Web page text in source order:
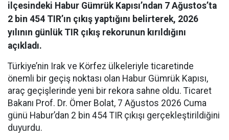
ilçesindeki Habur Gümrük Kapısı’ndan 7 Ağustos’ta
2 bin 454 TIR’ın çıkış yaptığını belirterek, 2026
yılının günlük TIR çıkış rekorunun kırıldığını
açıkladı.
Türkiye’nin Irak ve Körfez ülkeleriyle ticaretinde
önemli bir geçiş noktası olan Habur Gümrük Kapısı,
araç geçişlerinde yeni bir rekora sahne oldu. Ticaret
Bakanı Prof. Dr. Ömer Bolat, 7 Ağustos 2026 Cuma
günü Habur’dan 2 bin 454 TIR çıkışı gerçekleştirildiğini
duyurdu.